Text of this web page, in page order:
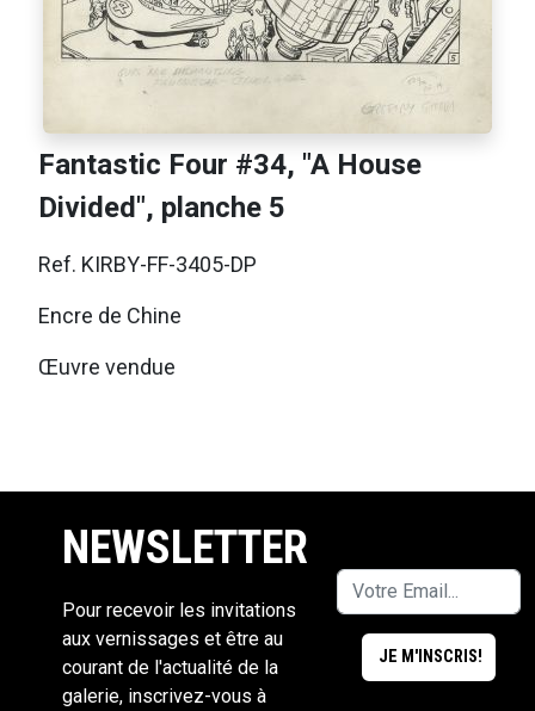
Fantastic Four #34, "A House
Divided", planche 5
Ref. KIRBY-FF-3405-DP
Encre de Chine
Œuvre vendue
NEWSLETTER
Pour recevoir les invitations
aux vernissages et être au
courant de l'actualité de la
galerie, inscrivez-vous à